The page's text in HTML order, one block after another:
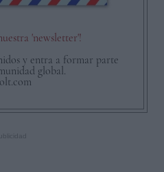
'newsletter'!
y entra a formar parte
global.